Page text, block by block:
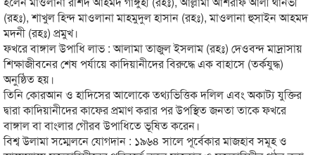
(রহঃ), শাখুল হিন্দ মাওলানা মাহমুদুল হাসান (রহঃ), মাওলানা হুসাইন আহমদ
মদনী (রহঃ) প্রমুখ।
ফখরে বাঙ্গাল উপাধি লাভ : আলামা তাজুল ইসলাম (রহঃ) দেওবন্দ মাদ্রাসায়
শিক্ষাজীবনের শেষ পর্যায়ে কাদিয়ানীদের বিরুদ্ধে এক বাহাসে (তর্কযুদ্ধ)
অনুষ্ঠিত হয়।
তিনি কোরআন ও হাদিসের আলোকে তথ্যভিত্তিক দলিল এবং অকাট্য যুক্তির
দ্বারা কাদিয়ানীদের কাফের প্রমাণ করার পর উপস্থিত জনতা তাকে ফখরে
বাঙ্গাল বা বাংলার গৌরব উপাধিতে ভূষিত করেন।
বিশ্ব উলামা সম্মেলনে যোগদান : ১৯৬৪ সালে পূর্বেকার মাজহাব সমূহ ও